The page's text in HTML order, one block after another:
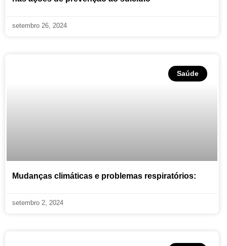
setembro 26, 2024
Saúde
Mudanças climáticas e problemas respiratórios:
setembro 2, 2024